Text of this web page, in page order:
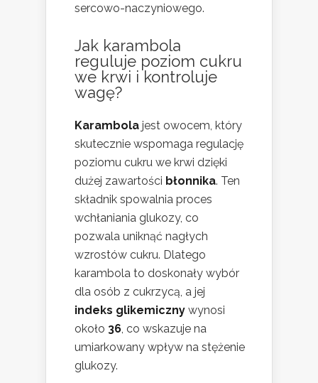
sercowo-naczyniowego.
Jak karambola
reguluje poziom cukru
we krwi i kontroluje
wagę?
Karambola jest owocem, który
skutecznie wspomaga regulację
poziomu cukru we krwi dzięki
dużej zawartości błonnika. Ten
składnik spowalnia proces
wchłaniania glukozy, co
pozwala uniknąć nagłych
wzrostów cukru. Dlatego
karambola to doskonały wybór
dla osób z cukrzycą, a jej
indeks glikemiczny wynosi
około 36 , co wskazuje na
umiarkowany wpływ na stężenie
glukozy.